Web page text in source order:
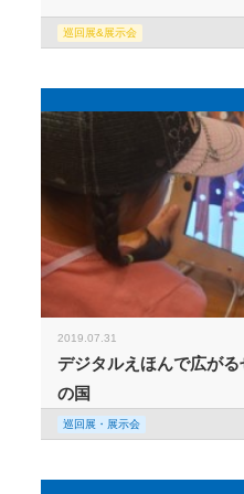
巡回展&展示会
2019.07.31
デジタルえほんで広が
の国
巡回展・展示会